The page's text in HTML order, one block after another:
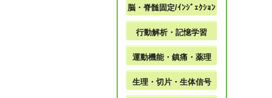
脳・脊髄固定/ｲﾝｼﾞｪｸｼｮﾝ
行動解析・記憶学習
運動機能・鎮痛・薬理
生理・切片・生体信号